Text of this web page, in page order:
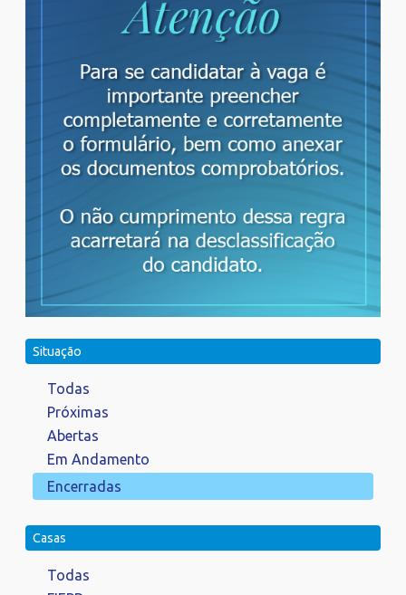
Situação
Todas
Próximas
Abertas
Em Andamento
Encerradas
Casas
Todas